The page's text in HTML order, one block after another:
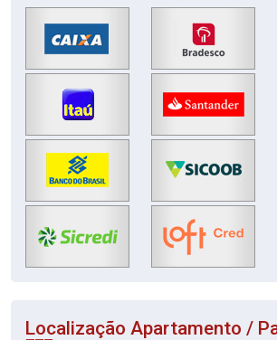
Localização Apartamento /